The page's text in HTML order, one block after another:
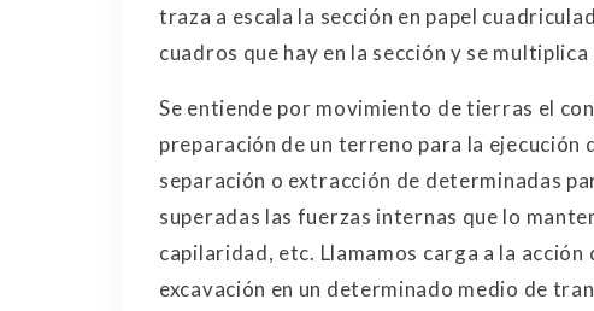
traza a escala la sección en papel
cuadros que hay en la sección y se
Se entiende por movimiento de tierras el
preparación de un terreno para la ejecución
separación o extracción de determinadas
superadas las fuerzas internas que lo
capilaridad, etc. Llamamos carga a la
excavación en un determinado medio de